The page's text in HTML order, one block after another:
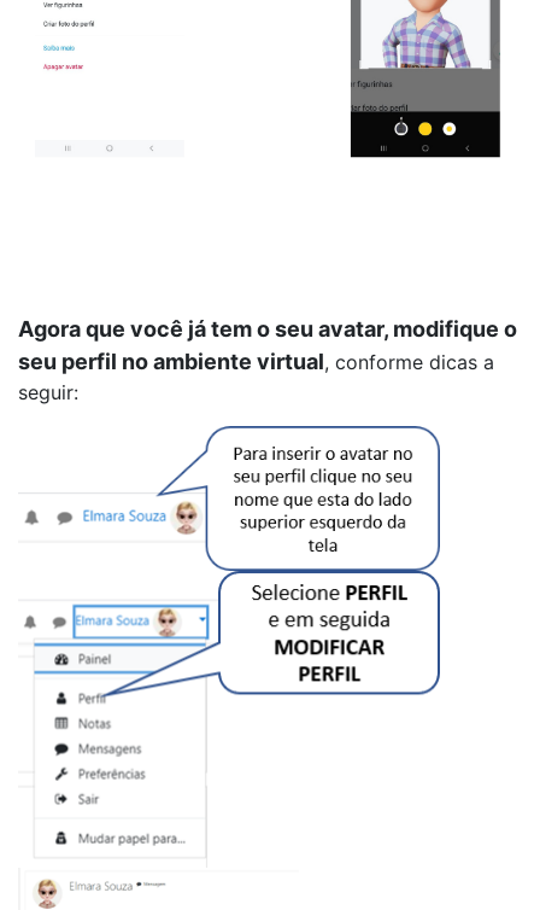
Agora que você já tem o seu avatar, modifique o
seu perfil no ambiente virtual, conforme dicas a
seguir: